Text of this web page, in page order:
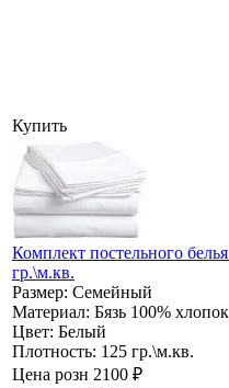
Купить
Комплект постельного
гр.\м.кв.
Размер: Семейный
Материал: Бязь 100% хлопок
Цвет: Белый
Плотность: 125 гр.\м.кв.
Цена розн 2100 ₽